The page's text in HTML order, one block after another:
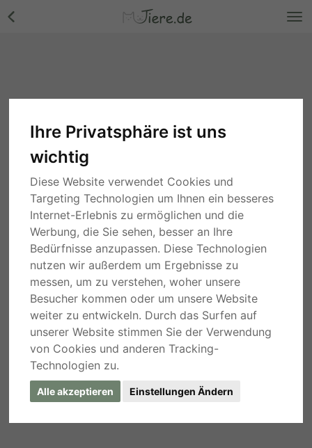
Ihre Privatsphäre ist uns
wichtig
Diese Website verwendet Cookies und
Targeting Technologien um Ihnen ein besseres
Internet-Erlebnis zu ermöglichen und die
Werbung, die Sie sehen, besser an Ihre
Bedürfnisse anzupassen. Diese Technologien
nutzen wir außerdem um Ergebnisse zu
messen, um zu verstehen, woher unsere
Besucher kommen oder um unsere Website
weiter zu entwickeln. Durch das Surfen auf
unserer Website stimmen Sie der Verwendung
von Cookies und anderen Tracking-
Technologien zu.
Alle akzeptieren Einstellungen Ändern